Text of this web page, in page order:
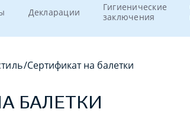
Декларации
Гигиенические
заключения
/Сертификат на балетки
БАЛЕТКИ